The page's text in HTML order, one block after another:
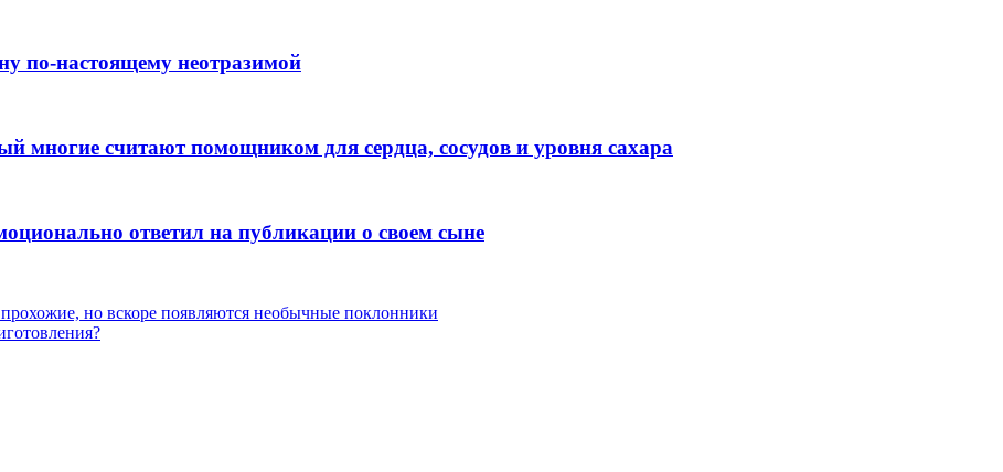
по-настоящему неотразимой
многие считают помощником для сердца, сосудов и уровня сахара
ответил на публикации о своем сыне
но вскоре появляются необычные поклонники